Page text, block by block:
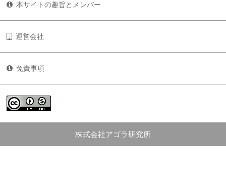
本サイトの趣旨とメンバー
運営会社
免責事項
株式会社アゴラ研究所